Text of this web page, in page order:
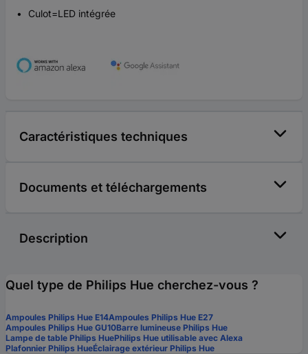
Culot=LED intégrée
Caractéristiques techniques
Documents et téléchargements
Description
Quel type de Philips Hue cherchez-vous ?
Ampoules Philips Hue E14Ampoules Philips Hue E27
Ampoules Philips Hue GU10Barre lumineuse Philips Hue
Lampe de table Philips HuePhilips Hue utilisable avec Alexa
Plafonnier Philips HueÉclairage extérieur Philips Hue